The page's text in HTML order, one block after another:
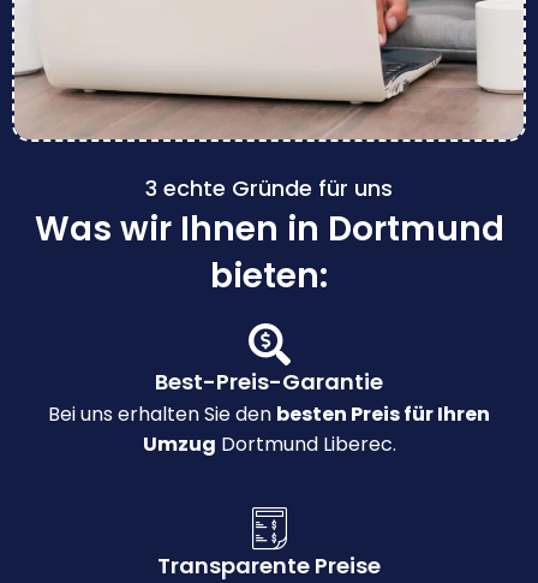
3 echte Gründe für uns
Was wir Ihnen in Dortmund
bieten:
Best-Preis-Garantie
Bei uns erhalten Sie den besten Preis für Ihren
Umzug Dortmund Liberec.
Transparente Preise